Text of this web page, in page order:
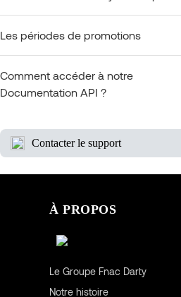
Les périodes de promotions
Comment accéder à notre
Documentation API ?
Contacter le support
À PROPOS
Le Groupe Fnac Darty
Notre histoire